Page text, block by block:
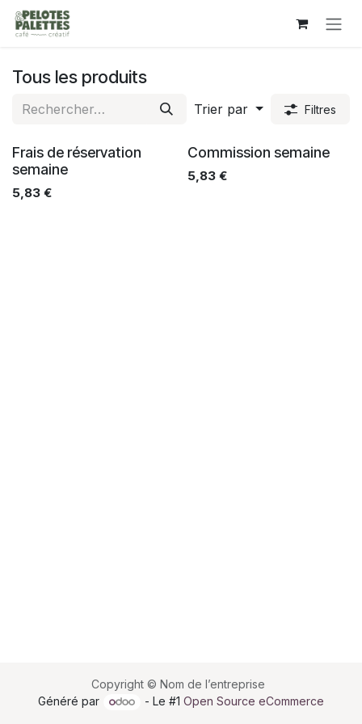
Se rendre au contenu
Tous les produits
Trier par Filtres
Frais de réservation
semaine
5,83 €
Commission semaine
5,83€
Copyright © Nom de l’entreprise
Généré par
- Le #1Open Source eCommerce